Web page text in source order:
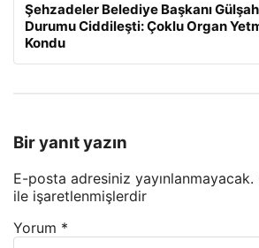
Şehzadeler Belediye Başkanı Gülşah
Durumu Ciddileşti: Çoklu Organ
Kondu
Bir yanıt yazın
E-posta adresiniz yayınlanmayacak.
ile işaretlenmişlerdir
Yorum *